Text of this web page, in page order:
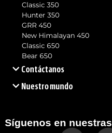
Classic 350
Hunter 350
GRR 450
New Himalayan 450
Classic 650
Bear 650
Contáctanos
Nuestro mundo
Síguenos en